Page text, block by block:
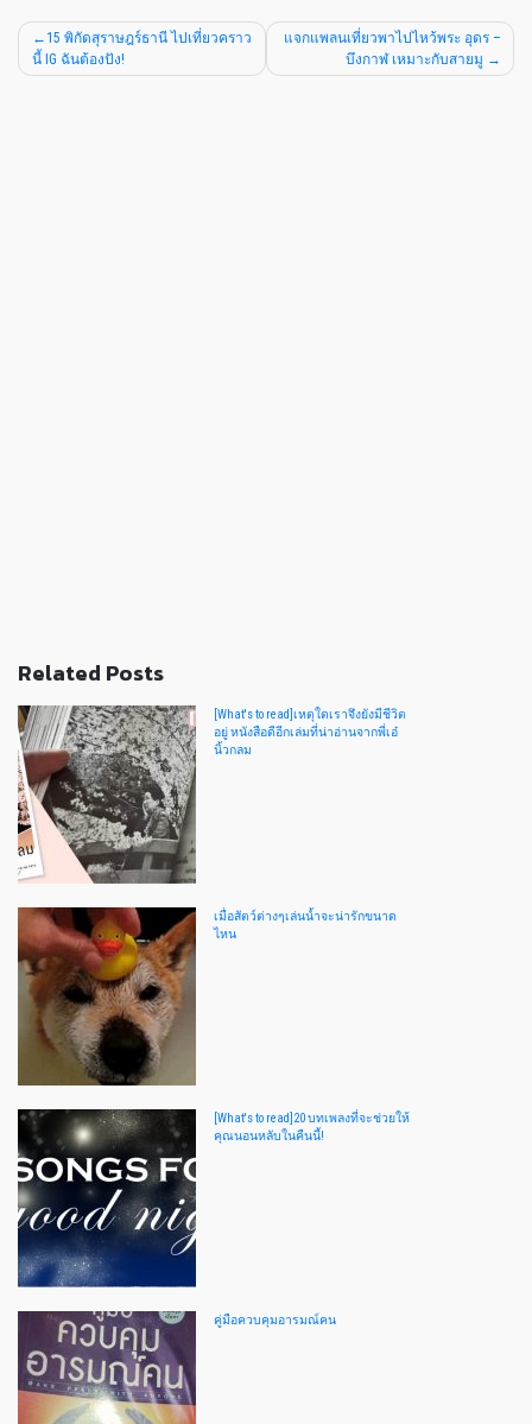
15 พิกัดสุราษฎร์ธานี ไปเที่ยวคราว
นี้ IG ฉันต้องปัง!
แจกแพลนเที่ยวพาไปไหว้พระ อุดร –
บึงกาฬ เหมาะกับสายมู
Related Posts
[What's to read]เหตุใดเราจึงยังมีชีวิต
อยู่ หนังสือดีอีกเล่มที่น่าอ่านจากพี่เอ๋
นิ้วกลม
เมื่อสัตว์ต่างๆเล่นน้ำจะน่ารักขนาด
ไหน
[What's to read]20 บทเพลงที่จะช่วยให้
คุณนอนหลับในคืนนี้!
คู่มือควบคุมอารมณ์คน